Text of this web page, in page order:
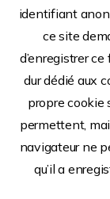
identifiant
ce site
d’enregistrer
dur dédié aux
propre cookie
permettent,
navigateur ne
qu’il a